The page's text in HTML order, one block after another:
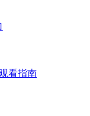
看指南